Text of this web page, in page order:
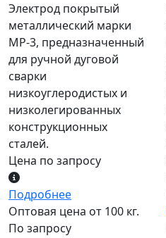
Электрод покрытый
металлический марки
МР-3, предназначенный
для ручной дуговой
сварки
низкоуглеродистых и
низколегированных
конструкционных
сталей.
Цена по запросу
Подробнее
Оптовая цена от 100 кг.
По запросу